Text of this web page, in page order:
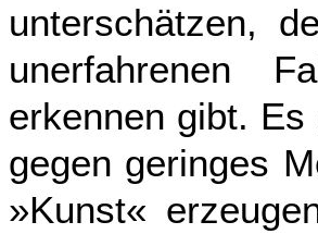
unterschätzen,
unerfahrenen
erkennen gibt.
gegen geringes
»Kunst«